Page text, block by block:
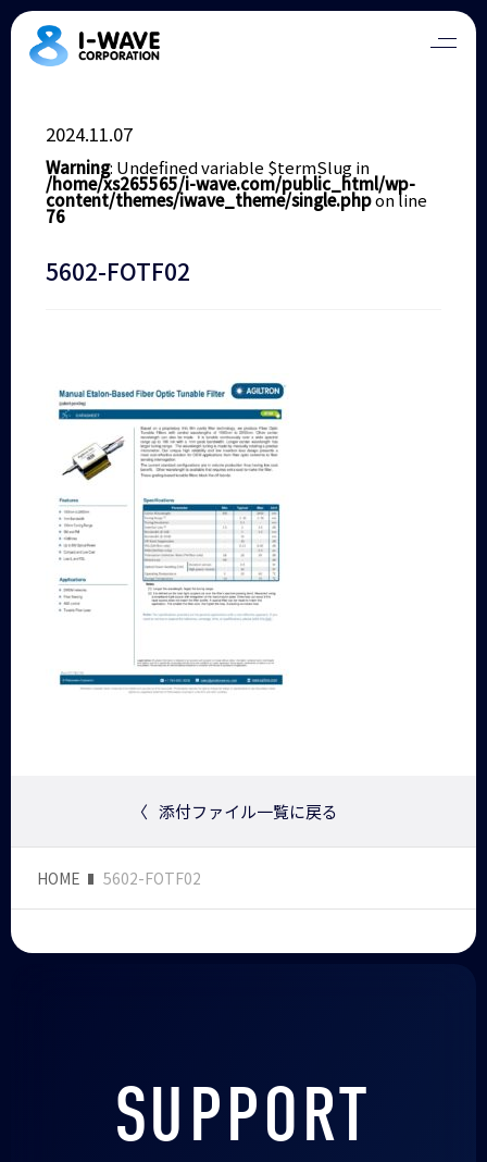
2024.11.07
Warning: Undefined variable $termSlug in
/home/xs265565/i-wave.com/public_html/wp-
content/themes/iwave_theme/single.phpon line
76
5602-FOTF02
〈 添付ファイル一覧に戻る
HOME 5602-FOTF02
SUPPORT